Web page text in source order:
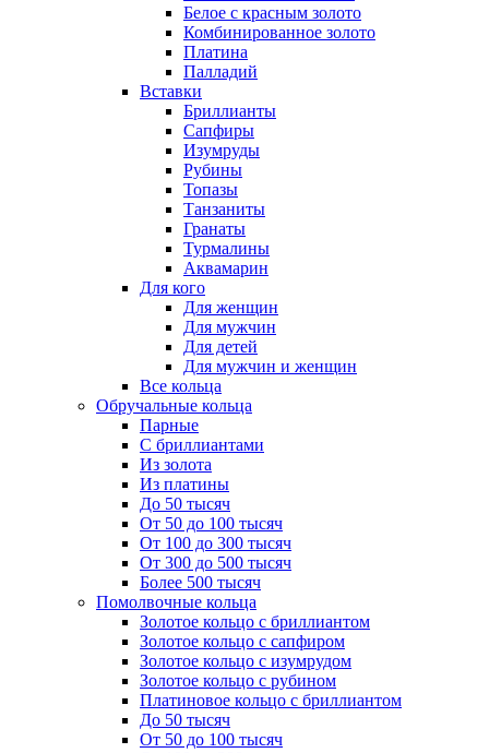
Белое с красным золото
Комбинированное золото
Платина
Палладий
Вставки
Бриллианты
Сапфиры
Изумруды
Рубины
Топазы
Танзаниты
Гранаты
Турмалины
Аквамарин
Для кого
Для женщин
Для мужчин
Для детей
Для мужчин и женщин
Все кольца
Обручальные кольца
Парные
С бриллиантами
Из золота
Из платины
До 50 тысяч
От 50 до 100 тысяч
От 100 до 300 тысяч
От 300 до 500 тысяч
Более 500 тысяч
Помолвочные кольца
Золотое кольцо с бриллиантом
Золотое кольцо с сапфиром
Золотое кольцо с изумрудом
Золотое кольцо с рубином
Платиновое кольцо с бриллиантом
До 50 тысяч
От 50 до 100 тысяч